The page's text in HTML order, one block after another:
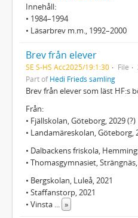
Innehåll:
• 1984–1994
• Läsarbrev m.m., 1992–2000
Brev från elever
SE S-HS Acc2025/19:1:30 File
Part ofHédi Frieds samling
Brev från elever som läst HF:s
Från:
• Fjällskolan, Göteborg, 2029 (?)
• Landamäreskolan, Göteborg,
• Dalbackens friskola,
• Thomasgymnasiet,
• Bergskolan, Luleå, 2021
• Staffanstorp, 2021
• Vinsta
»